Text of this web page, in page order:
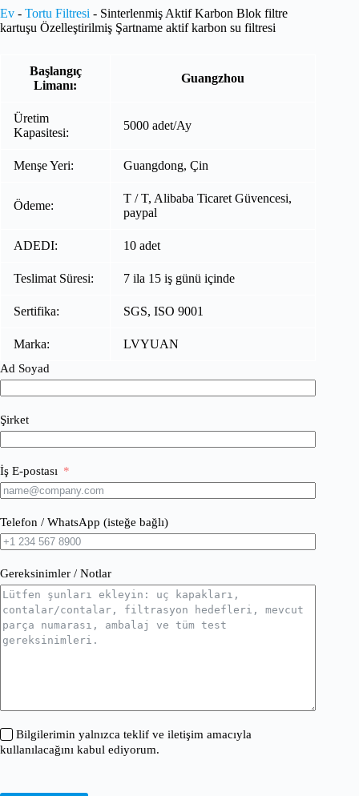
Ev - Tortu Filtresi - Sinterlenmiş Aktif Karbon Blok filtre
kartuşu Özelleştirilmiş Şartname aktif karbon su filtresi
Başlangıç
Limanı:
Guangzhou
Üretim
Kapasitesi:
5000 adet/Ay
Menşe Yeri: Guangdong, Çin
Ödeme:
T / T, Alibaba Ticaret Güvencesi,
paypal
ADEDI: 10 adet
Teslimat Süresi: 7 ila 15 iş günü içinde
Sertifika: SGS, ISO 9001
Marka: LVYUAN
Ad Soyad
Şirket
İş E-postası
Telefon / WhatsApp (isteğe bağlı)
Gereksinimler / Notlar
Bilgilerimin yalnızca teklif ve iletişim amacıyla
kullanılacağını kabul ediyorum.